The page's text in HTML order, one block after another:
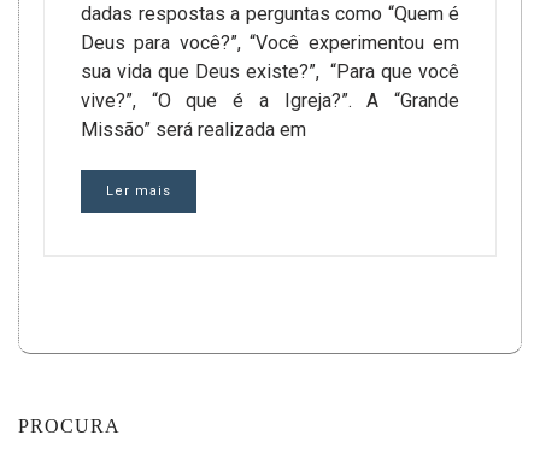
dadas respostas a perguntas como “Quem é
Deus para você?”, “Você experimentou em
sua vida que Deus existe?”, “Para que você
vive?”, “O que é a Igreja?”. A “Grande
Missão” será realizada em
Ler mais
PROCURA